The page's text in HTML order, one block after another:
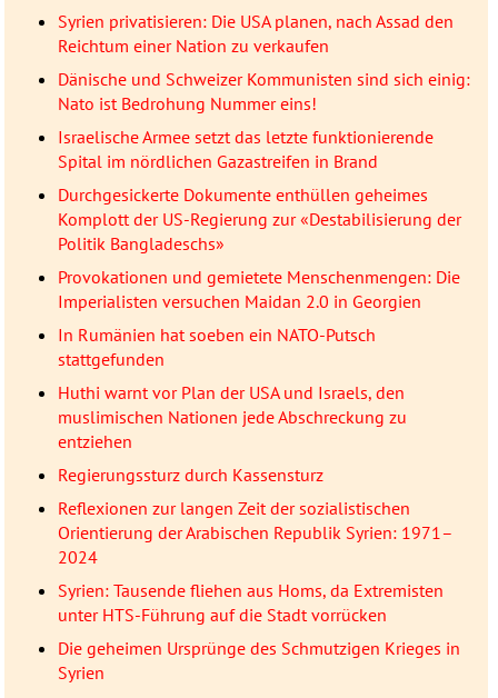
Syrien privatisieren: Die USA planen, nach Assad den
Reichtum einer Nation zu verkaufen
Dänische und Schweizer Kommunisten sind sich einig:
Nato ist Bedrohung Nummer eins!
Israelische Armee setzt das letzte funktionierende
Spital im nördlichen Gazastreifen in Brand
Durchgesickerte Dokumente enthüllen geheimes
Komplott der US-Regierung zur «Destabilisierung der
Politik Bangladeschs»
Provokationen und gemietete Menschenmengen: Die
Imperialisten versuchen Maidan 2.0 in Georgien
In Rumänien hat soeben ein NATO-Putsch
stattgefunden
Huthi warnt vor Plan der USA und Israels, den
muslimischen Nationen jede Abschreckung zu
entziehen
Regierungssturz durch Kassensturz
Reflexionen zur langen Zeit der sozialistischen
Orientierung der Arabischen Republik Syrien: 1971–
2024
Syrien: Tausende fliehen aus Homs, da Extremisten
unter HTS-Führung auf die Stadt vorrücken
Die geheimen Ursprünge des Schmutzigen Krieges in
Syrien